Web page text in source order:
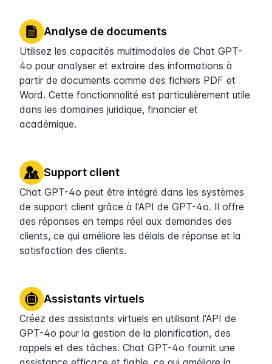
Analyse de documents
Utilisez les capacités multimodales de Chat GPT-
4o pour analyser et extraire des informations à
partir de documents comme des fichiers PDF et
Word. Cette fonctionnalité est particulièrement utile
dans les domaines juridique, financier et
académique.
Support client
Chat GPT-4o peut être intégré dans les systèmes
de support client grâce à l'API de GPT-4o. Il offre
des réponses en temps réel aux demandes des
clients, ce qui améliore les délais de réponse et la
satisfaction des clients.
Assistants virtuels
Créez des assistants virtuels en utilisant l'API de
GPT-4o pour la gestion de la planification, des
rappels et des tâches. Chat GPT-4o fournit une